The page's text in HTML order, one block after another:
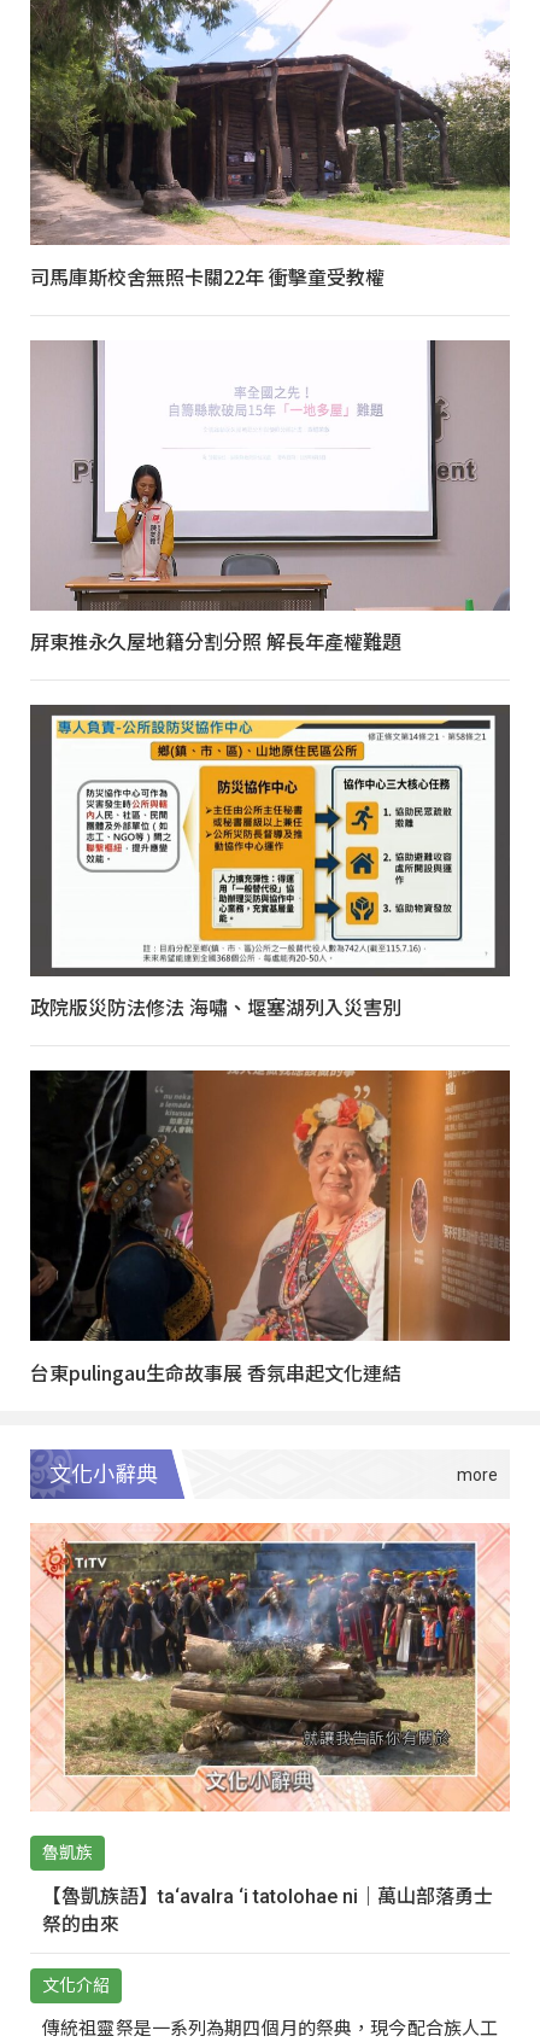
司馬庫斯校舍無照卡關22年 衝擊童受教權
屏東推永久屋地籍分割分照 解長年產權難題
政院版災防法修法 海嘯、堰塞湖列入災害別
台東pulingau生命故事展 香氛串起文化連結
文化小辭典
魯凱族
【魯凱族語】ta‘avalra ‘i tatolohae ni｜萬山部落勇士
祭的由來
文化介紹
傳統祖靈祭是一系列為期四個月的祭典，現今配合族人工